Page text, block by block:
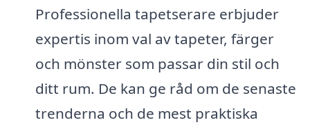
Professionella tapetserare erbjuder
expertis inom val av tapeter, färger
och mönster som passar din stil och
ditt rum. De kan ge råd om de senaste
trenderna och de mest praktiska